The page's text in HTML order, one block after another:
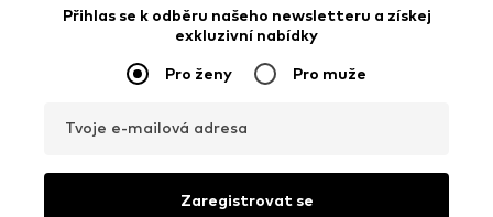
Přihlas se k odběru našeho newsletteru a získej
exkluzivní nabídky
Pro ženy Pro muže
Tvoje e-mailová adresa
Zaregistrovat se